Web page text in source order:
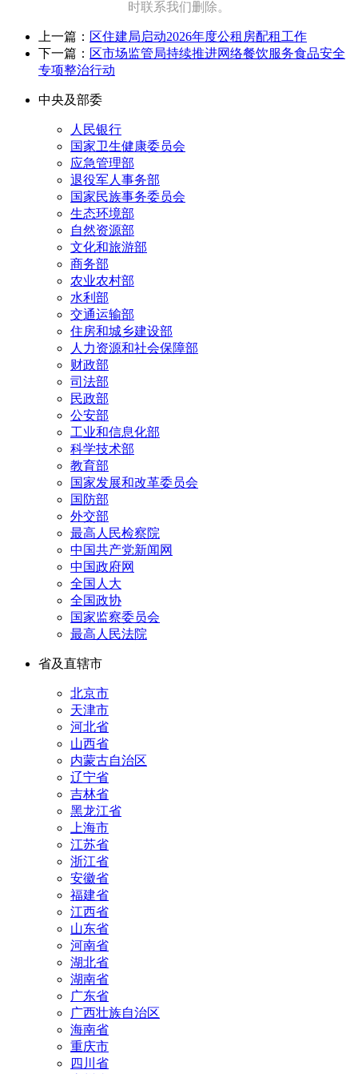
时联系我们删除。
上一篇： 区住建局启动2026年度公租房配租工作
下一篇： 区市场监管局持续推进网络餐饮服务食品安全
专项整治行动
中央及部委
人民银行
国家卫生健康委员会
应急管理部
退役军人事务部
国家民族事务委员会
生态环境部
自然资源部
文化和旅游部
商务部
农业农村部
水利部
交通运输部
住房和城乡建设部
人力资源和社会保障部
财政部
司法部
民政部
公安部
工业和信息化部
科学技术部
教育部
国家发展和改革委员会
国防部
外交部
最高人民检察院
中国共产党新闻网
中国政府网
全国人大
全国政协
国家监察委员会
最高人民法院
省及直辖市
北京市
天津市
河北省
山西省
内蒙古自治区
辽宁省
吉林省
黑龙江省
上海市
江苏省
浙江省
安徽省
福建省
江西省
山东省
河南省
湖北省
湖南省
广东省
广西壮族自治区
海南省
重庆市
四川省